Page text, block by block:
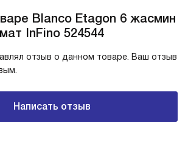
Blanco Etagon 6 жасмин
InFino 524544
отзыв о данном товаре. Ваш отзыв
Написать отзыв